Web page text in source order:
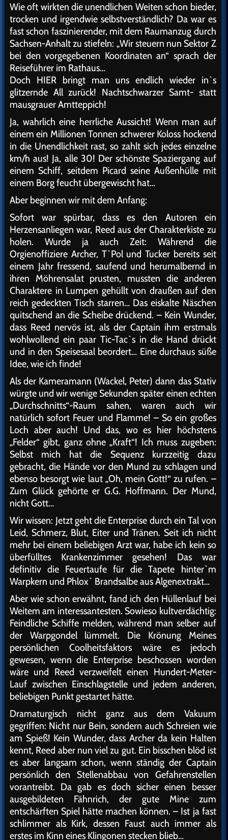
Wie oft wirkten die unendlichen Weiten schon bieder,
trocken und irgendwie selbstverständlich? Da war es
fast schon faszinierender, mit dem Raumanzug durch
Sachsen-Anhalt zu stiefeln: „Wir steuern nun Sektor Z
bei den vorgegebenen Koordinaten an“ sprach der
Reiseführer im Rathaus…
Doch HIER bringt man uns endlich wieder in`s
glitzernde All zurück! Nachtschwarzer Samt- statt
mausgrauer Amtteppich!
Ja, wahrlich eine herrliche Aussicht! Wenn man auf
einem ein Millionen Tonnen schwerer Koloss hockend
in die Unendlichkeit rast, so zahlt sich jedes einzelne
km/h aus! Ja, alle 30! Der schönste Spaziergang auf
einem Schiff, seitdem Picard seine Außenhülle mit
einem Borg feucht übergewischt hat…
Aber beginnen wir mit dem Anfang:
Sofort war spürbar, dass es den Autoren ein
Herzensanliegen war, Reed aus der Charakterkiste zu
holen. Wurde ja auch Zeit: Während die
Orgienoffiziere Archer, T`Pol und Tucker bereits seit
einem Jahr fressend, saufend und herumalbernd in
ihren Möhrensalat prusten, mussten die anderen
Charaktere in Lumpen gehüllt von draußen auf den
reich gedeckten Tisch starren… Das eiskalte Näschen
quitschend an die Scheibe drückend. – Kein Wunder,
dass Reed nervös ist, als der Captain ihm erstmals
wohlwollend ein paar Tic-Tac`s in die Hand drückt
und in den Speisesaal beordert… Eine durchaus süße
Idee, wie ich finde!
Als der Kameramann (Wackel, Peter) dann das Stativ
würgte und wir wenige Sekunden später einen echten
„Durchschnitts“-Raum sahen, waren auch wir
natürlich sofort Feuer und Flamme! – So ein großes
Loch aber auch! Und das, wo es hier höchstens
„Felder“ gibt, ganz ohne „Kraft“! Ich muss zugeben:
Selbst mich hat die Sequenz kurzzeitig dazu
gebracht, die Hände vor den Mund zu schlagen und
ebenso besorgt wie laut „Oh, mein Gott!“ zu rufen. –
Zum Glück gehörte er G.G. Hoffmann. Der Mund,
nicht Gott…
Wir wissen: Jetzt geht die Enterprise durch ein Tal von
Leid, Schmerz, Blut, Eiter und Tränen. Seit ich nicht
mehr bei einem beliebigen Arzt war, habe ich kein so
überfülltes Krankenzimmer gesehen! Das war
definitiv die Feuertaufe für die Tapete hinter`m
Warpkern und Phlox` Brandsalbe aus Algenextrakt…
Aber wie schon erwähnt, fand ich den Hüllenlauf bei
Weitem am interessantesten. Sowieso kultverdächtig:
Feindliche Schiffe melden, während man selber auf
der Warpgondel lümmelt. Die Krönung Meines
persönlichen Coolheitsfaktors wäre es jedoch
gewesen, wenn die Enterprise beschossen worden
wäre und Reed verzweifelt einen Hundert-Meter-
Lauf zwischen Einschlagstelle und jedem anderen,
beliebigen Punkt gestartet hätte.
Dramaturgisch nicht ganz aus dem Vakuum
gegriffen: Nicht nur Bein, sondern auch Schreien wie
am Spieß! Kein Wunder, dass Archer da kein Halten
kennt, Reed aber nun viel zu gut. Ein bisschen blöd ist
es aber langsam schon, wenn ständig der Captain
persönlich den Stellenabbau von Gefahrenstellen
vorantreibt. Da gab es doch sicher einen besser
ausgebildeten Fähnrich, der gute Mine zum
entschärften Spiel hätte machen können. – Ist ja fast
schlimmer als Kirk, dessen Faust auch immer als
erstes im Kinn eines Klingonen stecken blieb…